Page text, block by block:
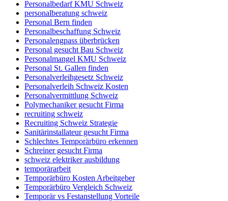
Personalbedarf KMU Schweiz
personalberatung schweiz
Personal Bern finden
Personalbeschaffung Schweiz
Personalengpass überbrücken
Personal gesucht Bau Schweiz
Personalmangel KMU Schweiz
Personal St. Gallen finden
Personalverleihgesetz Schweiz
Personalverleih Schweiz Kosten
Personalvermittlung Schweiz
Polymechaniker gesucht Firma
recruiting schweiz
Recruiting Schweiz Strategie
Sanitärinstallateur gesucht Firma
Schlechtes Temporärbüro erkennen
Schreiner gesucht Firma
schweiz elektriker ausbildung
temporärarbeit
Temporärbüro Kosten Arbeitgeber
Temporärbüro Vergleich Schweiz
Temporär vs Festanstellung Vorteile